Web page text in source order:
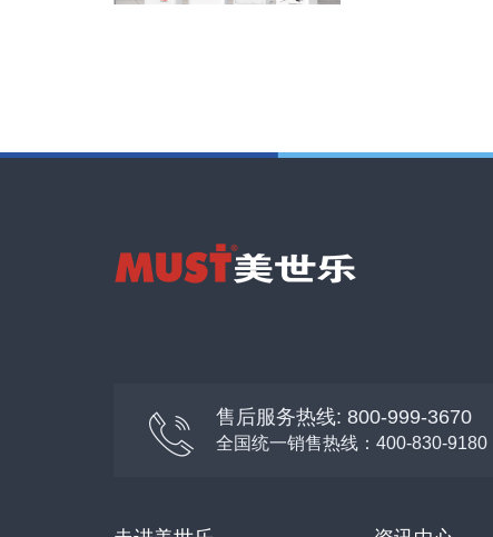
售后服务热线: 800-999-3670
全国统一销售热线：400-830-9180